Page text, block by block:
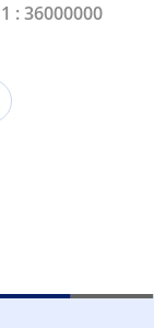
: 36000000